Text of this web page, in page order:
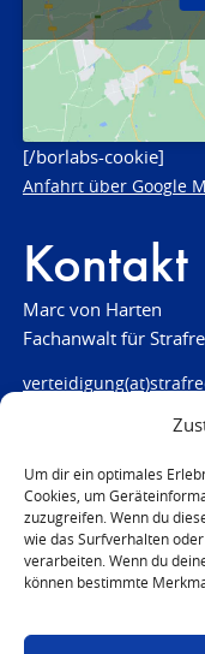
Um dir ein optimales
Cookies, um
zuzugreifen. Wenn du
wie das Surfverhalten
verarbeiten. Wenn du
können bestimmte
[/borlabs-cookie]
Anfahrt über Google
Kontakt
Marc von Harten
Fachanwalt für
Louisenstraße 84
61348 Bad Homburg
Telefon:06172 - 66 28
Telefax: 06172 - 66
0171 - 691 67 67